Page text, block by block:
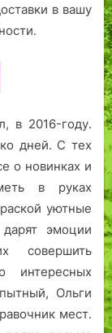
в вашу
в 2016-году.
дней. С тех
о новинках и
в руках
уютные
эмоции
совершить
интересных
Ольги
мест.